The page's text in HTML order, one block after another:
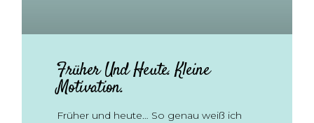
Früher Und Heute. Kleine
Motivation.
Früher und heute… So genau weiß ich